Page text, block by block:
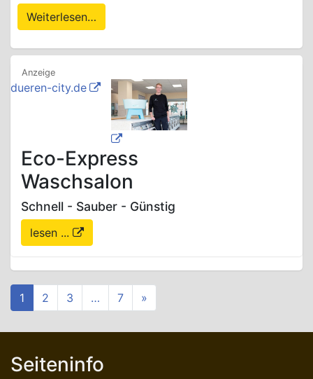
Weiterlesen…
dueren-city.de
Eco-Express
Waschsalon
Schnell - Sauber - Günstig
lesen ...
1 2 3 … 7 »
Seiteninfo